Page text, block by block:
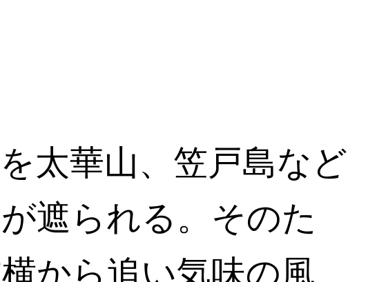
太華山、笠戸島など
遮られる。そのた
から追い気味の風